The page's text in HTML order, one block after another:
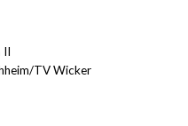
II
TV Wicker